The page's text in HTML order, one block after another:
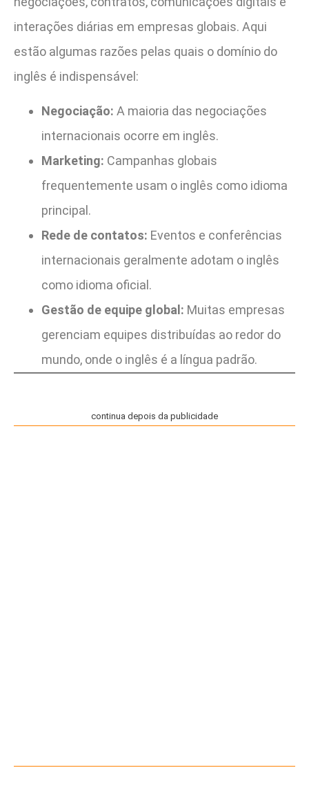
interações diárias em empresas globais. Aqui
estão algumas razões pelas quais o domínio do
inglês é indispensável:
Negociação: A maioria das negociações
internacionais ocorre em inglês.
Marketing: Campanhas globais
frequentemente usam o inglês como idioma
principal.
Rede de contatos: Eventos e conferências
internacionais geralmente adotam o inglês
como idioma oficial.
Gestão de equipe global: Muitas empresas
gerenciam equipes distribuídas ao redor do
mundo, onde o inglês é a língua padrão.
continua depois da publicidade